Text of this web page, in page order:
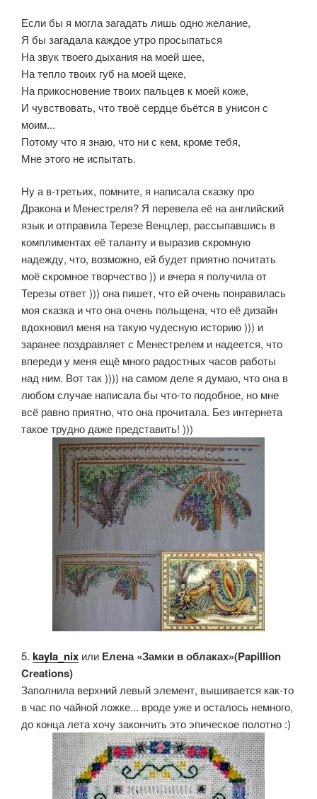
Если бы я могла загадать лишь одно желание,
Я бы загадала каждое утро просыпаться
На звук твоего дыхания на моей шее,
На тепло твоих губ на моей щеке,
На прикосновение твоих пальцев к моей коже,
И чувствовать, что твоё сердце бьётся в унисон с
моим...
Потому что я знаю, что ни с кем, кроме тебя,
Мне этого не испытать.
Ну а в-третьих, помните, я написала сказку про
Дракона и Менестреля? Я перевела её на английский
язык и отправила Терезе Венцлер, рассыпавшись в
комплиментах её таланту и выразив скромную
надежду, что, возможно, ей будет приятно почитать
моё скромное творчество )) и вчера я получила от
Терезы ответ ))) она пишет, что ей очень понравилась
моя сказка и что она очень польщена, что её дизайн
вдохновил меня на такую чудесную историю ))) и
заранее поздравляет с Менестрелем и надеется, что
впереди у меня ещё много радостных часов работы
над ним. Вот так )))) на самом деле я думаю, что она в
любом случае написала бы что-то подобное, но мне
всё равно приятно, что она прочитала. Без интернета
такое трудно даже представить! )))
5. kayla_nix или Елена «Замки в облаках»(Papillion
Creations)
Заполнила верхний левый элемент, вышивается как-то
в час по чайной ложке... вроде уже и осталось немного,
до конца лета хочу закончить это эпическое полотно :)